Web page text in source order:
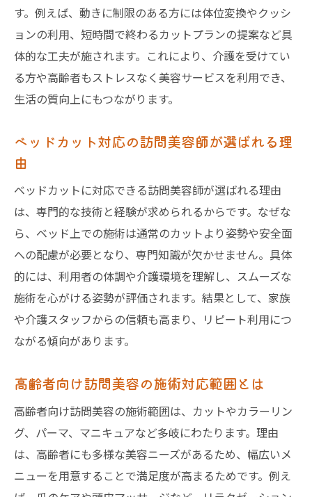
す。例えば、動きに制限のある方には体位変換やクッシ
ョンの利用、短時間で終わるカットプランの提案など具
体的な工夫が施されます。これにより、介護を受けてい
る方や高齢者もストレスなく美容サービスを利用でき、
生活の質向上にもつながります。
ベッドカット対応の訪問美容師が選ばれる理
由
ベッドカットに対応できる訪問美容師が選ばれる理由
は、専門的な技術と経験が求められるからです。なぜな
ら、ベッド上での施術は通常のカットより姿勢や安全面
への配慮が必要となり、専門知識が欠かせません。具体
的には、利用者の体調や介護環境を理解し、スムーズな
施術を心がける姿勢が評価されます。結果として、家族
や介護スタッフからの信頼も高まり、リピート利用につ
ながる傾向があります。
高齢者向け訪問美容の施術対応範囲とは
高齢者向け訪問美容の施術範囲は、カットやカラーリン
グ、パーマ、マニキュアなど多岐にわたります。理由
は、高齢者にも多様な美容ニーズがあるため、幅広いメ
ニューを用意することで満足度が高まるためです。例え